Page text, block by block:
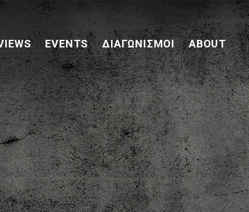
EVENTS ΔΙΑΓΩΝΙΣΜΟΊ ABOUT